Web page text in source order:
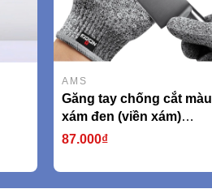
AMS
Găng tay chống cắt màu
xám đen (viền xám)
AMSCR379 EN 388
87.000₫